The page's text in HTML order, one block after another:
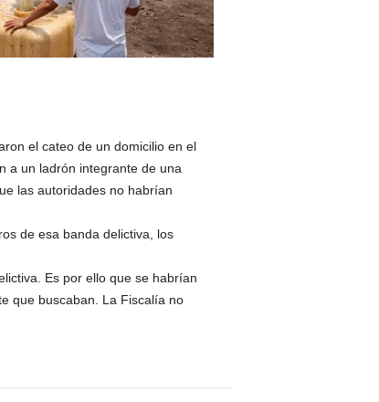
el cateo de un domicilio en el
a un ladrón integrante de una
las autoridades no habrían
de esa banda delictiva, los
Es por ello que se habrían
que buscaban. La Fiscalía no